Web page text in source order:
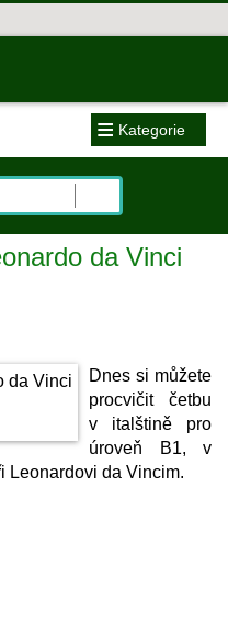
≡ Kategorie
da Vinci
Dnes si můžete
procvičit četbu
v italštině pro
úroveň B1, v
Leonardovi da Vincim.